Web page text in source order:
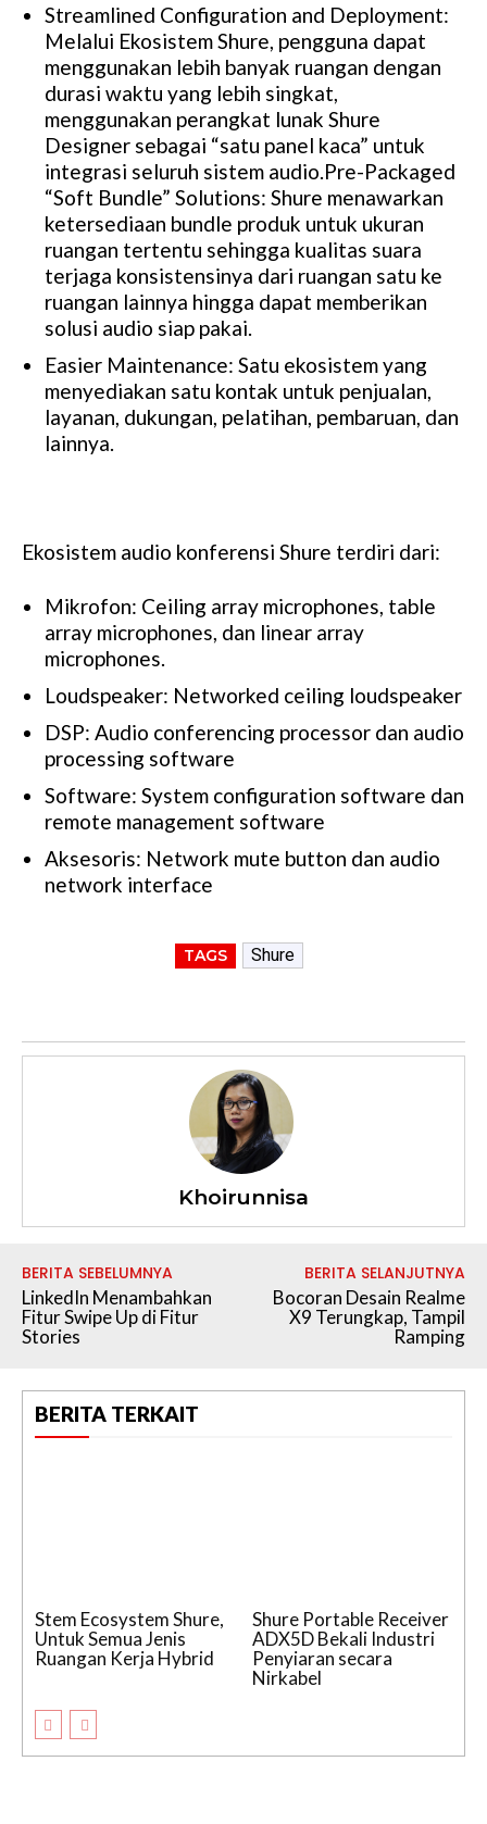
Streamlined Configuration and Deployment:
Melalui Ekosistem Shure, pengguna dapat
menggunakan lebih banyak ruangan dengan
durasi waktu yang lebih singkat,
menggunakan perangkat lunak Shure
Designer sebagai “satu panel kaca” untuk
integrasi seluruh sistem audio.Pre-Packaged
“Soft Bundle” Solutions: Shure menawarkan
ketersediaan bundle produk untuk ukuran
ruangan tertentu sehingga kualitas suara
terjaga konsistensinya dari ruangan satu ke
ruangan lainnya hingga dapat memberikan
solusi audio siap pakai.
Easier Maintenance: Satu ekosistem yang
menyediakan satu kontak untuk penjualan,
layanan, dukungan, pelatihan, pembaruan, dan
lainnya.
Ekosistem audio konferensi Shure terdiri dari:
Mikrofon: Ceiling array microphones, table
array microphones, dan linear array
microphones.
Loudspeaker: Networked ceiling loudspeaker
DSP: Audio conferencing processor dan audio
processing software
Software: System configuration software dan
remote management software
Aksesoris: Network mute button dan audio
network interface
TAGS Shure
Khoirunnisa
BERITA SEBELUMNYA
LinkedIn Menambahkan
Fitur Swipe Up di Fitur
Stories
BERITA SELANJUTNYA
Bocoran Desain Realme
X9 Terungkap, Tampil
Ramping
BERITA TERKAIT
Stem Ecosystem Shure,
Untuk Semua Jenis
Ruangan Kerja Hybrid
Shure Portable Receiver
ADX5D Bekali Industri
Penyiaran secara
Nirkabel